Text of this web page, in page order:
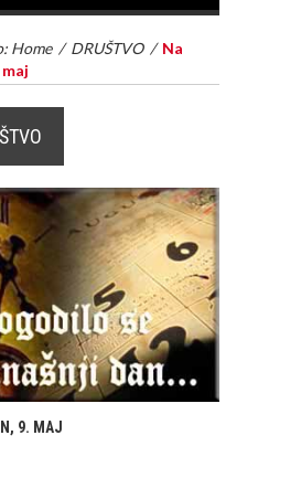
Home / DRUŠTVO / Na
9. MAJ